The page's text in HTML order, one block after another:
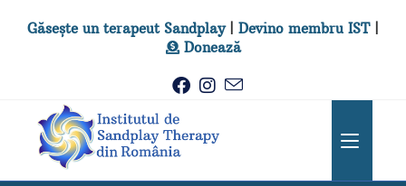
Găsește un terapeut Sandplay| Devino membru IST|
Donează